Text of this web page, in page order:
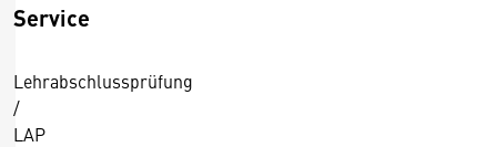
Service
Lehrabschlussprüfung
/
LAP